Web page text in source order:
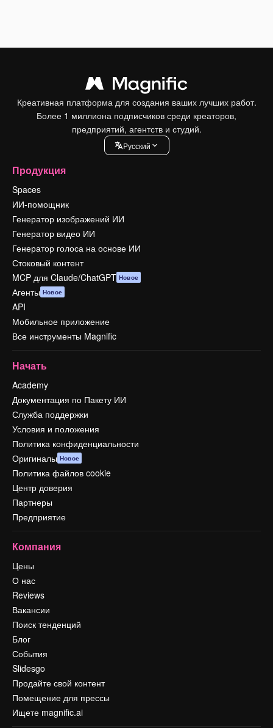
Креативная платформа для создания ваших лучших работ.
Более 1 миллиона подписчиков среди креаторов,
предприятий, агентств и студий.
Pусский
Продукция
Spaces
ИИ-помощник
Генератор изображений ИИ
Генератор видео ИИ
Генератор голоса на основе ИИ
Стоковый контент
MCP для Claude/ChatGPT Новое
Агенты Новое
API
Мобильное приложение
Все инструменты Magnific
Начать
Academy
Документация по Пакету ИИ
Служба поддержки
Условия и положения
Политика конфиденциальности
Оригиналы Новое
Политика файлов cookie
Центр доверия
Партнеры
Предприятие
Компания
Цены
О нас
Reviews
Вакансии
Поиск тенденций
Блог
События
Slidesgo
Продайте свой контент
Помещение для прессы
Ищете magnific.ai